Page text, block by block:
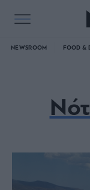
NEWSROOM FOOD &